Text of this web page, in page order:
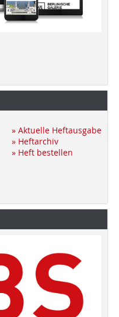
» Aktuelle Heftausgabe
» Heftarchiv
» Heft bestellen